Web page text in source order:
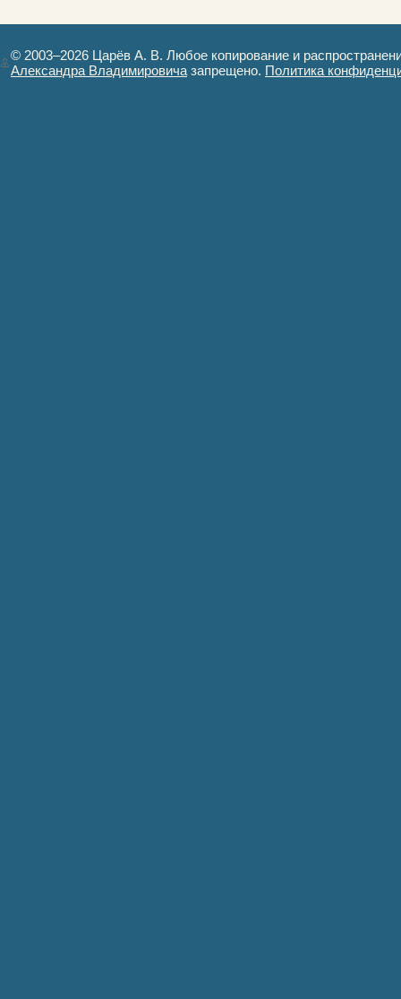
© 2003–2026 Царёв А. В. Любое копирование и
Александра Владимировича запрещено. Политика
Авторизация